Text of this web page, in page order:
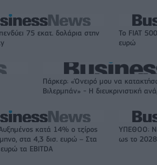
75 εκατ. δολάρια στην
Το FIAT
ευρώ
Πάρκερ: «Όνειρό μου να
Βιλερμπάν» - Η διευκρινιστική
κατά 14% ο τζίρος
στα 4,3 δισ. ευρώ – Στα
τα EBITDA
ΥΠΕΘΟΟ:
ως το 2028